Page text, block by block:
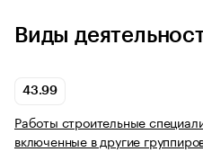
Виды
43.99
Работы строительные
включенные в другие